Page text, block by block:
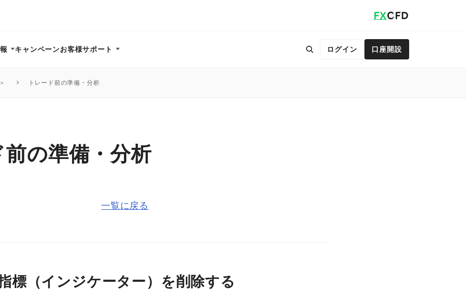
FXCFD
キャンペーンお客様サポート ログイン 口座開設
トレード前の準備・分析
前の準備・分析
一覧に戻る
標（インジケーター）を削除する